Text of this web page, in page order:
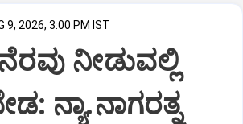
9, 2026, 3:00 PM IST
ನೀಡುವಲ್ಲಿ
ನ್ಯಾ.ನಾಗರತ್ನ